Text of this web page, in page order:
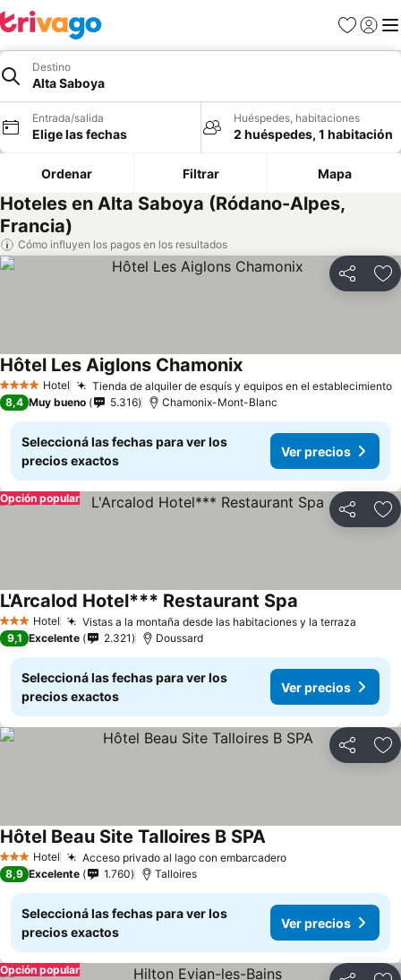
Favoritos
Iniciar
Destino
Alta Saboya
Entrada/salida
Elige las fechas
Huéspedes, habitaciones
2 huéspedes, 1 habitación
Ordenar Filtrar Mapa
Hoteles en Alta Saboya (Ródano-Alpes,
Francia)
Cómo influyen los pagos en los resultados
Compartir
4 EstrellasHotel Tienda de alquiler de esquís y equipos en el establecimiento
Hôtel Les Aiglons ChamonixVer precios
8,4 Muy bueno 5.316 Chamonix-Mont-Blanc
Seleccioná las fechas para ver los
precios exactos
Ver precios
Compartir
Opción popular
3 Estrellas
Hotel Vistas a la montaña desde las habitaciones y la terraza
L'Arcalod Hotel*** Restaurant Spa
9,1 Excelente 2.321 Doussard
Seleccioná las fechas para ver los
precios exactos
Ver precios
Compartir
3 Estrellas
Hotel Acceso privado al lago con embarcaderoVer precios
Hôtel Beau Site Talloires B SPAVer precios
8,9 Excelente 1.760 Talloires
Seleccioná las fechas para ver los
precios exactos
Ver precios
Opción popular